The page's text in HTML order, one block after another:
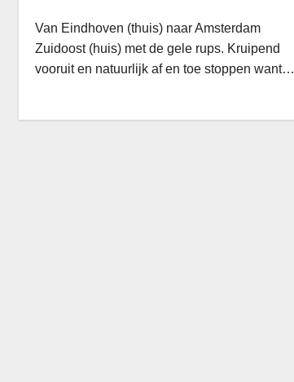
Van Eindhoven (thuis) naar Amsterdam
Zuidoost (huis) met de gele rups. Kruipend
vooruit en natuurlijk af en toe stoppen want…